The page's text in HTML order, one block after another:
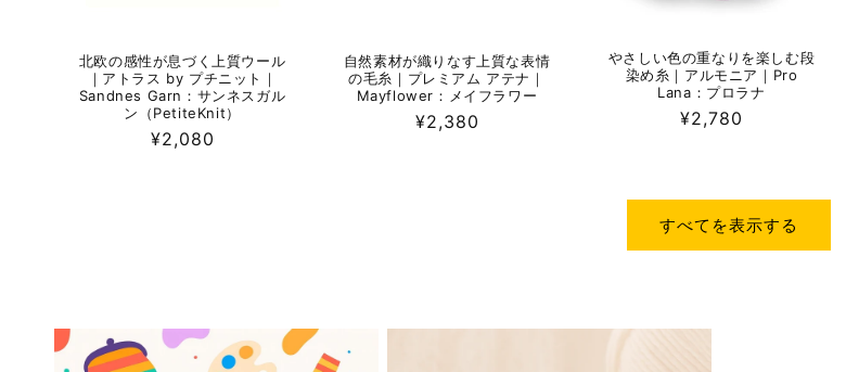
北欧の感性が息づく上質ウール
｜アトラス by プチニット｜
Sandnes Garn：サンネスガル
ン（PetiteKnit）
通
¥2,080
自然素材が織りなす上質な表情
の毛糸｜プレミアム アテナ｜
Mayflower：メイフラワー
通
¥2,380
やさしい色の重なりを楽しむ段
染め糸｜アルモニア｜Pro
Lana：プロラナ
通
¥2,780
すべてを表示する